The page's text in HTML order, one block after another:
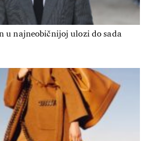
u najneobičnijoj ulozi do sada